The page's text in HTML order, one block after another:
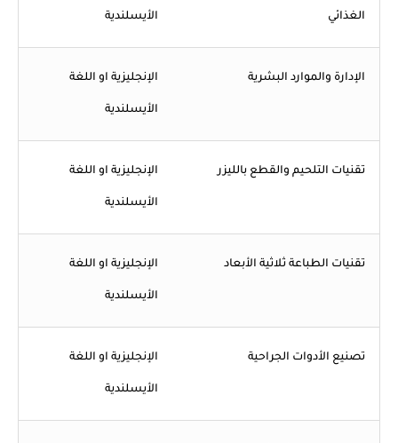
الغذائي الأيسلندية
الإدارة والموارد البشرية الإنجليزية او اللغة
الأيسلندية
تقنيات التلحيم والقطع بالليزر الإنجليزية او اللغة
الأيسلندية
تقنيات الطباعة ثلاثية الأبعاد الإنجليزية او اللغة
الأيسلندية
تصنيع الأدوات الجراحية الإنجليزية او اللغة
الأيسلندية